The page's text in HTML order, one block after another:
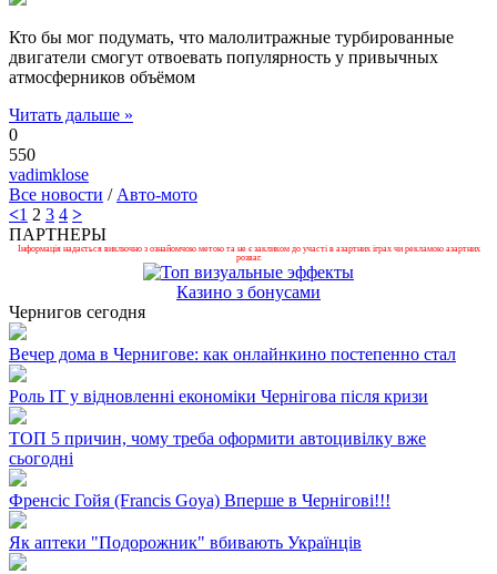
Кто бы мог подумать, что малолитражные турбированные
двигатели смогут отвоевать популярность у привычных
атмосферников объёмом
Читать дальше »
0
550
vadimklose
Все новости / Авто-мото
<1 2 3 4 >
ПАРТНЕРЫ
Інформація надається виключно з ознайомчою метою та не є закликом до участі в азартних іграх чи рекламою азартних
розваг.
Казино з бонусами
Чернигов сегодня
Вечер дома в Чернигове: как онлайнкино постепенно стал
Роль ІТ у відновленні економіки Чернігова після кризи
ТОП 5 причин, чому треба оформити автоцивілку вже
сьогодні
Френсіс Гойя (Francis Goya) Вперше в Чернігові!!!
Як аптеки "Подорожник" вбивають Українців